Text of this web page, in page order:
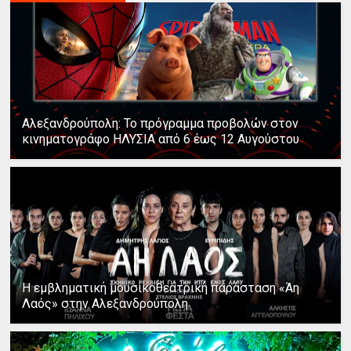
Αλεξανδρούπολη: Το πρόγραμμα προβολών στον
κινηματογράφο ΗΛΥΣΙΑ από 6 έως 12 Αυγούστου
Η εμβληματική μουσικοθεατρική παράσταση «Άη
Λαός» στην Αλεξανδρούπολη